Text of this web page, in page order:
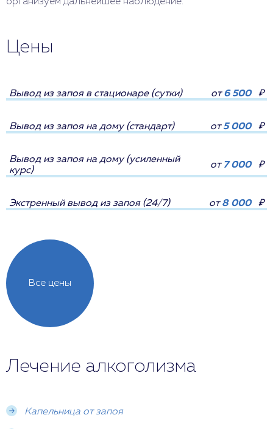
Цены
Все цены
Вывод из запоя в стационаре (сутки) от6 500 ₽
Вывод из запоя на дому (стандарт) от5 000 ₽
Вывод из запоя на дому (усиленный
курс)
от7 000 ₽
Экстренный вывод из запоя (24/7) от8 000 ₽
Лечение алкоголизма
Капельница от запоя